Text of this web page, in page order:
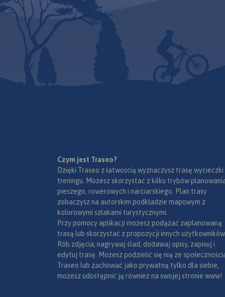
Czym jest Traseo?
Dzięki Traseo z łatwością wyznaczysz trasę wycieczki
treningu. Możesz skorzystać z kilku trybów
pieszego, rowerowych i narciarskiego. Plan trasy
zobaczysz na autorskim podkładzie mapowym z
kolorowymi szlakami turystycznymi.
Przy pomocy aplikacji możesz podążać zaplanowaną
trasą lub skorzystać z propozycji innych użytkowników.
Rób zdjęcia, nagrywaj ślad, dodawaj opisy, zapisuj i
edytuj trasę. Możesz podzielić się nią ze
Traseo lub zachować jako prywatną tylko dla siebie,
możesz udostępnić ją również na swojej stronie www!